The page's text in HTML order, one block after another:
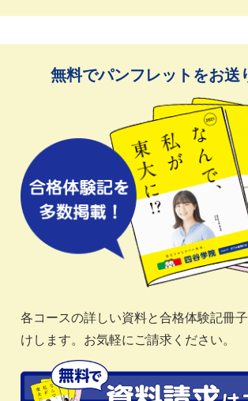
無料でパンフレットをお送
各コースの詳しい資料と合格体験記冊
けします。お気軽にご請求ください。